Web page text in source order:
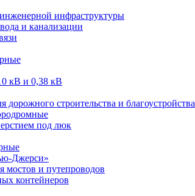
инфраструктуры
и канализации
кВ и 0,38 кВ
дорожного строительства и благоустройства
под люк
Джерси»
мостов и путепроводов
контейнеров